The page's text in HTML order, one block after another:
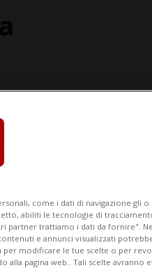
come i dati di navigazione gli o
abiliti le tecnologie di
partner trattiamo i dati da fornire".
e annunci visualizzati
per modificare le tue scelte o per
alla pagina web.. Tali scelte avranno